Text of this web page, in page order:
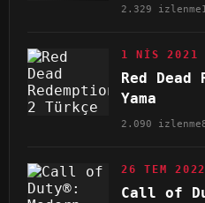
2.329 izlenme
1 NIS 2021
Red Dead
Yama
2.090 izlenme
26 TEM 2022
Call of